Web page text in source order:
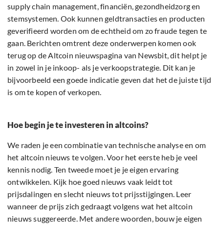
supply chain management, financiën, gezondheidzorg en
stemsystemen. Ook kunnen geldtransacties en producten
geverifieerd worden om de echtheid om zo fraude tegen te
gaan. Berichten omtrent deze onderwerpen komen ook
terug op de Altcoin nieuwspagina van Newsbit, dit helpt je
in zowel in je inkoop- als je verkoopstrategie. Dit kan je
bijvoorbeeld een goede indicatie geven dat het de juiste tijd
is om te kopen of verkopen.
Hoe begin je te investeren in altcoins?
We raden je een combinatie van technische analyse en om
het altcoin nieuws te volgen. Voor het eerste heb je veel
kennis nodig. Ten tweede moet je je eigen ervaring
ontwikkelen. Kijk hoe goed nieuws vaak leidt tot
prijsdalingen en slecht nieuws tot prijsstijgingen. Leer
wanneer de prijs zich gedraagt volgens wat het altcoin
nieuws suggereerde. Met andere woorden, bouw je eigen